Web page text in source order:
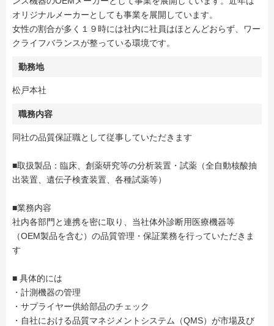
オリジナルメーカーとしても事業を展開しています。
女性の割合が多く１９時には社内に社員はほとんどおらず、ワー
クライフバランスが整っている環境です。
勤務地
松戸本社
職務内容
同社の品質保証職として従事していただきます
■取扱製品：臨床、創薬研究等の分析装置・試薬（全自動核酸抽
出装置、遺伝子検査装置、各種試薬等）
■業務内容
社内各部門と連携を密に取り、当社体外診断用医療機器等
（OEM製品を含む）の品質管理・保証業務を行っていただきま
す
■ 具体的には
・計測機器の管理
・サプライヤー供給部品のチェック
・自社における品質マネジメントシステム（QMS）が市場及び